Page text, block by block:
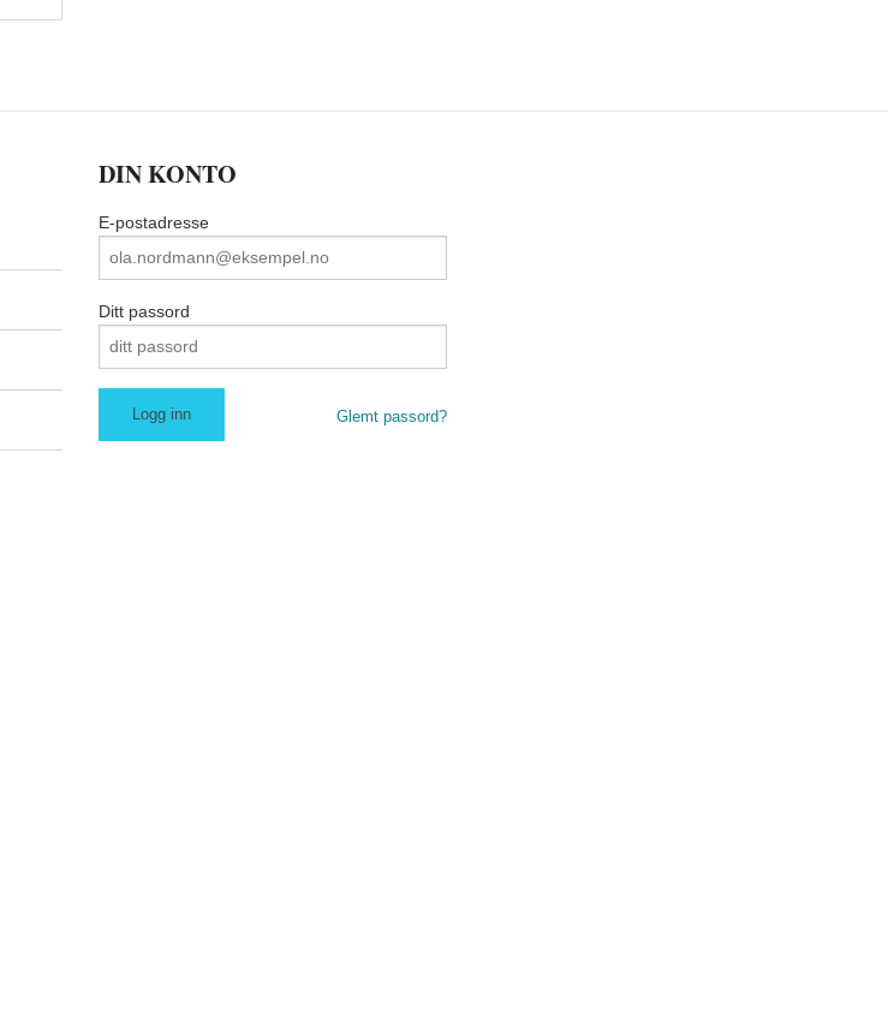
DIN KONTO
E-postadresse
Ditt passord
Glemt passord?